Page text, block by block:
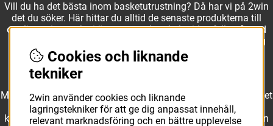
Vill du ha det bästa inom basketutrustning? Då har vi på 2win
det du söker. Här hittar du alltid de senaste produkterna till
otroliga priser, och vi är noga med att hela tiden fylla på med
nyheter i webbshopen. Det gör oss till ett naturligt val för dig
som vill ha utrustning som överträffar alla andra märken.
Med ett av Sveriges största kläd- och skosortiment inom basket
kan vi erbjuda allt som du eller din klubb behöver. Välj ut
kvalitativa basketbollar och basketskor från välkända märken
Cookies och liknande
tekniker
2win använder cookies och liknande
lagringstekniker för att ge dig anpassat innehåll,
relevant marknadsföring och en bättre upplevelse